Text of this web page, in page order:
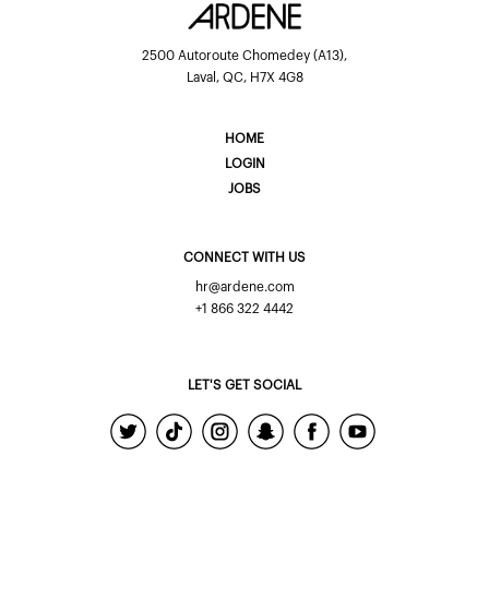
2500 Autoroute Chomedey (A13),
Laval, QC, H7X 4G8
HOME
LOGIN
JOBS
CONNECT WITH US
hr@ardene.com
+1 866 322 4442
LET'S GET SOCIAL